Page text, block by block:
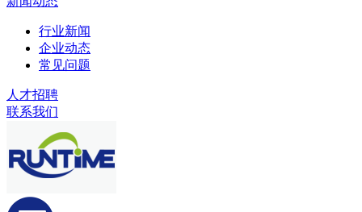
行业新闻
企业动态
常见问题
人才招聘
联系我们